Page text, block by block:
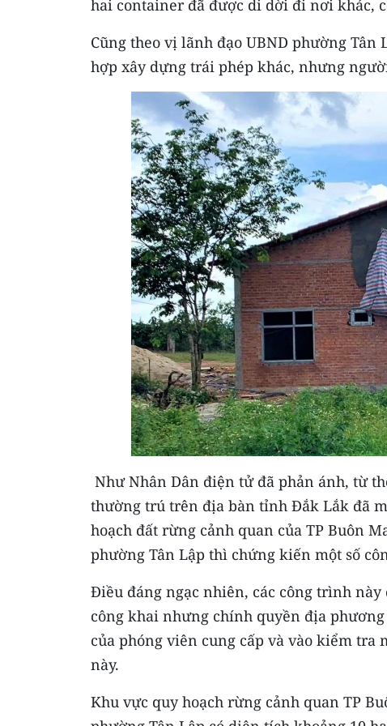
hai container đã được di dời đi nơi khác,
Cũng theo vị lãnh đạo UBND phường
hợp xây dựng trái phép khác, nhưng
Như Nhân Dân điện tử đã phản ánh, từ
thường trú trên địa bàn tỉnh Đắk Lắk đã
hoạch đất rừng cảnh quan của TP Buôn
phường Tân Lập thì chứng kiến một số
Điều đáng ngạc nhiên, các công trình
công khai nhưng chính quyền địa
của phóng viên cung cấp và vào kiểm
này.
Khu vực quy hoạch rừng cảnh quan TP